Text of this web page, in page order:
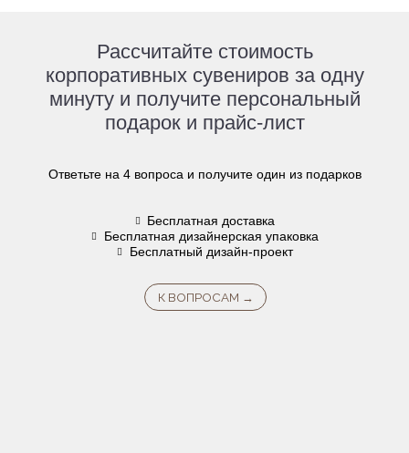
Рассчитайте стоимость
корпоративных сувениров за одну
минуту и получите персональный
подарок и прайс-лист
Ответьте на 4 вопроса и получите один из подарков
Бесплатная доставка
Бесплатная дизайнерская упаковка
Бесплатный дизайн-проект